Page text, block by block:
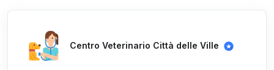
Centro Veterinario Città delle Ville